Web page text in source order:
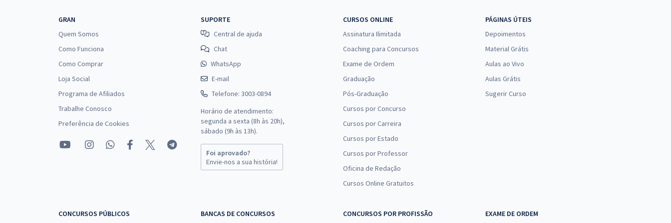
GRAN
Quem Somos
Como Funciona
Como Comprar
Loja Social
Programa de Afiliados
Trabalhe Conosco
Preferência de Cookies
SUPORTE
Central de ajuda
Chat
WhatsApp
E-mail
Telefone: 3003-0894
Horário de atendimento:
segunda a sexta (8h às 20h),
sábado (9h às 13h).
Foi aprovado?
Envie-nos a sua história!
CURSOS ONLINE
Assinatura Ilimitada
Coaching para Concursos
Exame de Ordem
Graduação
Pós-Graduação
Cursos por Concurso
Cursos por Carreira
Cursos por Estado
Cursos por Professor
Oficina de Redação
Cursos Online Gratuitos
PÁGINAS ÚTEIS
Depoimentos
Material Grátis
Aulas ao Vivo
Aulas Grátis
Sugerir Curso
CONCURSOS PÚBLICOS
BANCAS DE CONCURSOS
CONCURSOS POR PROFISSÃO
EXAME DE ORDEM